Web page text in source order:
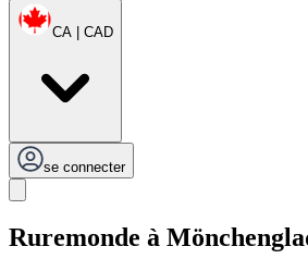
CA | CAD
se connecter
Ruremonde à